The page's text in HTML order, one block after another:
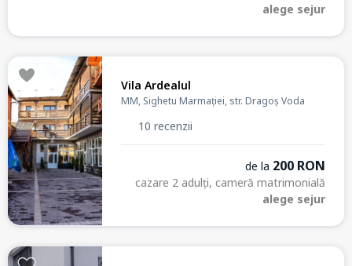
alege sejur
Vila Ardealul
MM, Sighetu Marmației, str. Dragoș Voda
10 recenzii
de la 200 RON
cazare 2 adulți, cameră matrimonială
alege sejur